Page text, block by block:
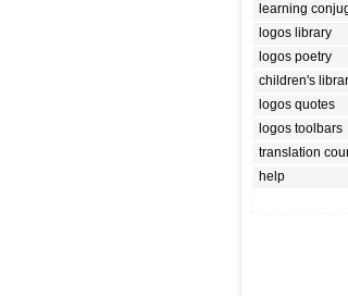
learning
logos library
logos poetry
children's
logos quotes
logos toolbars
translation
help